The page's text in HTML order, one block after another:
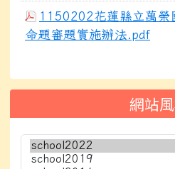
1150202花蓮縣立萬榮
命題審題實施辦法.pdf
網站